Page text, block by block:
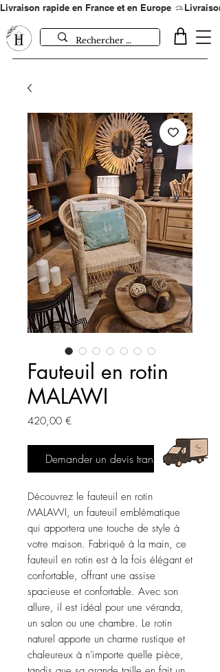
Livraison rapide en France et en Europe
Fauteuil en rotin
MALAWI
420,00 €Prix
Demander un devis transport
Découvrez le fauteuil en rotin
MALAWI, un fauteuil emblématique
qui apportera une touche de style à
votre maison. Fabriqué à la main, ce
fauteuil en rotin est à la fois élégant et
confortable, offrant une assise
spacieuse et confortable. Avec son
allure, il est idéal pour une véranda,
un salon ou une chambre. Le rotin
naturel apporte un charme rustique et
chaleureux à n'importe quelle pièce,